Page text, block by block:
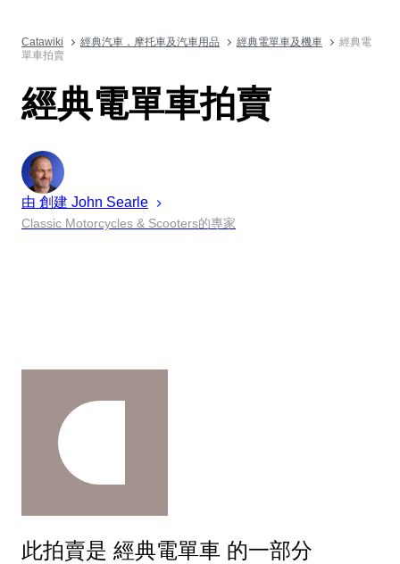
Catawiki 經典汽車，摩托車及汽車用品 經典電單車及機車
經典電
單車拍賣
經典電單車拍賣
由 創建 John Searle
Classic Motorcycles & Scooters的專家
此拍賣是 經典電單車 的一部分